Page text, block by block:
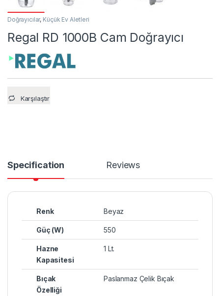
Doğrayıcılar, Küçük Ev Aletleri
Regal RD 1000B Cam Doğrayıcı
Karşılaştır
Specification Reviews
Renk Beyaz
Güç (W) 550
Hazne
Kapasitesi
1 Lt.
Bıçak
Özelliği
Paslanmaz Çelik Bıçak